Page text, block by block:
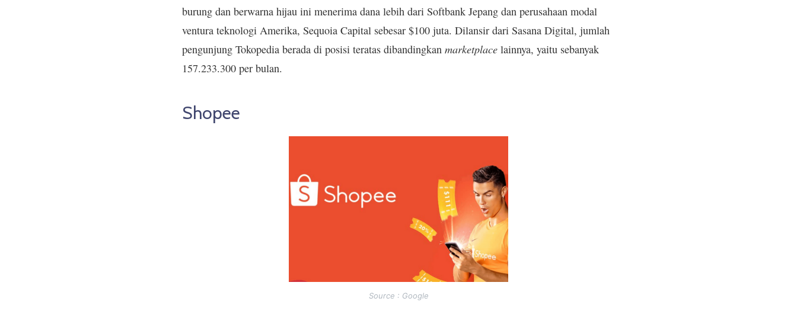
burung dan berwarna hijau ini menerima dana lebih dari Softbank Jepang dan perusahaan modal
ventura teknologi Amerika, Sequoia Capital sebesar $100 juta. Dilansir dari Sasana Digital, jumlah
pengunjung Tokopedia berada di posisi teratas dibandingkan marketplace lainnya, yaitu sebanyak
157.233.300 per bulan.
Shopee
Source : Google